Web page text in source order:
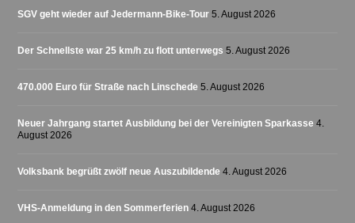
SGV geht wieder auf Jedermann-Bike-Tour 5. August 2026
Der Schnellste war 25 km/h zu flott unterwegs 5. August 2026
470.000 Euro für Straße nach Linschede 5. August 2026
Neuer Jahrgang startet Ausbildung bei der Vereinigten Sparkasse 4.
August 2026
Volksbank begrüßt zwölf neue Auszubildende 4. August 2026
VHS-Anmeldung in den Sommerferien 4. August 2026